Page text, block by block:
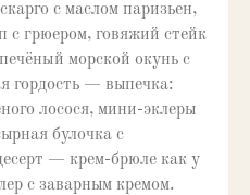
с маслом паризьен,
с грюером, говяжий стейк
морской окунь с
гордость — выпечка:
лосося, мини-эклеры
булочка с
— крем-брюле как у
с заварным кремом.